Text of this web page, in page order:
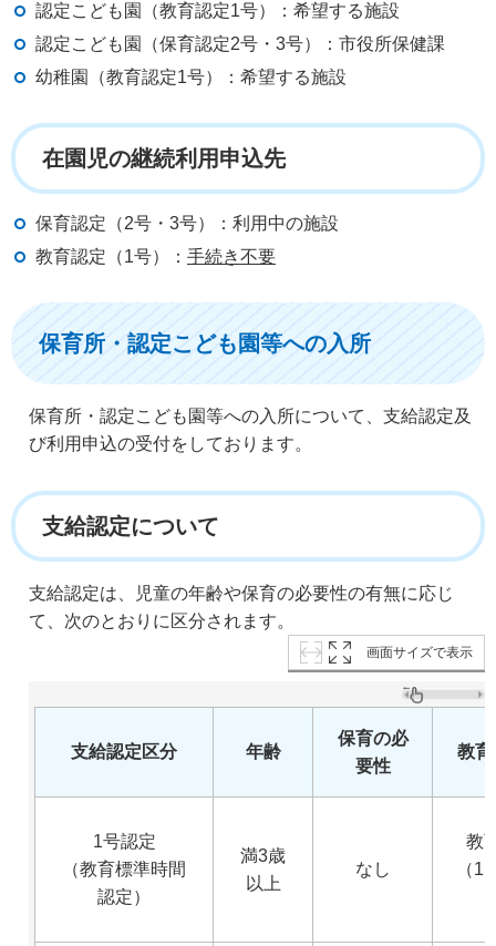
認定こども園（教育認定1号）：希望する施設
認定こども園（保育認定2号・3号）：市役所保健課
幼稚園（教育認定1号）：希望する施設
在園児の継続利用申込先
保育認定（2号・3号）：利用中の施設
教育認定（1号）： 手続き不要
保育所・認定こども園等への入所
保育所・認定こども園等への入所について、支給認定及
び利用申込の受付をしております。
支給認定について
支給認定は、児童の年齢や保育の必要性の有無に応じ
て、次のとおりに区分されます。
画面サイズで表示
支給認定区分 年齢
保育の必
要性
教
1号認定
（教育標準時間
認定）
満3歳
以上
なし
教
（1